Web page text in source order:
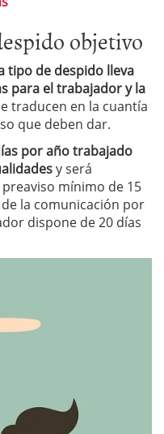
objetivo
tipo de despido lleva
para el trabajador y la
traducen en la cuantía
que deben dar.
por año trabajado
y será
mínimo de 15
la comunicación por
dispone de 20 días